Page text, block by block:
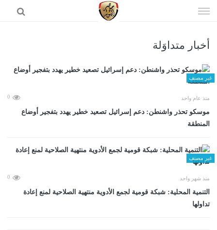
الى
أخبار متداوَلة
غير مصنف
منذ عام واحد 0
موسكو تحذر واشنطن: دعم إسرائيل تصعيد خطير يهدد بتفجير أوضاع
المنطقة
غير مصنف
منذ شهر واحد 0
التنمية المحلية: شبكة قومية لجمع الأدوية منتهية الصلاحية لمنع إعادة
تداولها